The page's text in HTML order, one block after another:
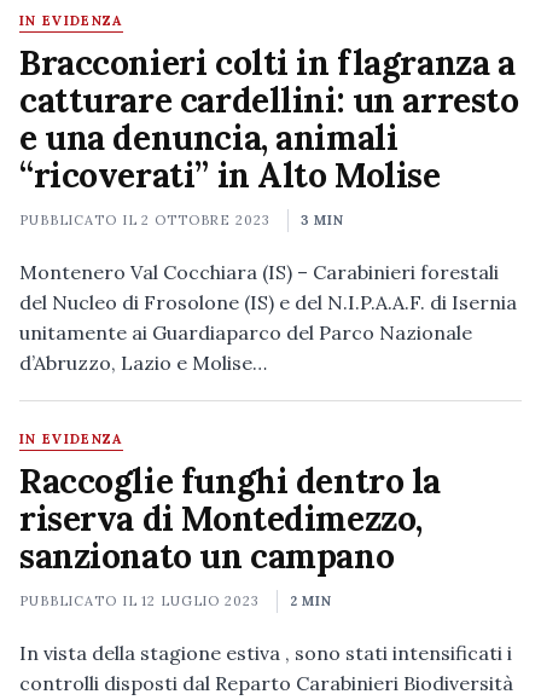
IN EVIDENZA
Bracconieri colti in flagranza a
catturare cardellini: un arresto
e una denuncia, animali
“ricoverati” in Alto Molise
PUBBLICATO IL2 OTTOBRE 2023 3 MIN
Montenero Val Cocchiara (IS) – Carabinieri forestali
del Nucleo di Frosolone (IS) e del N.I.P.A.A.F. di Isernia
unitamente ai Guardiaparco del Parco Nazionale
d’Abruzzo, Lazio e Molise…
IN EVIDENZA
Raccoglie funghi dentro la
riserva di Montedimezzo,
sanzionato un campano
PUBBLICATO IL12 LUGLIO 2023 2 MIN
In vista della stagione estiva , sono stati intensificati i
controlli disposti dal Reparto Carabinieri Biodiversità